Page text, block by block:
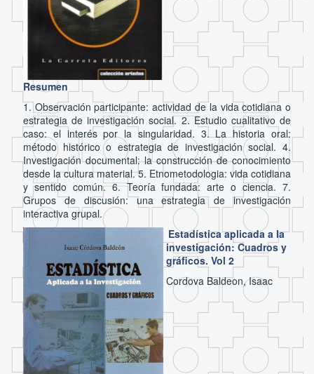
Resumen
1. Observación participante: actividad de la vida cotidiana o
estrategia de investigación social. 2. Estudio cualitativo de
caso: el interés por la singularidad. 3. La historia oral:
método histórico o estrategia de investigación social. 4.
Investigación documental: la construcción de conocimiento
desde la cultura material. 5. Etnometodologia: vida cotidiana
y sentido común. 6. Teoría fundada: arte o ciencia. 7.
Grupos de discusión: una estrategia de investigación
interactiva grupal.
Estadística aplicada a la
investigación: Cuadros y
gráficos. Vol 2
Cordova Baldeon, Isaac